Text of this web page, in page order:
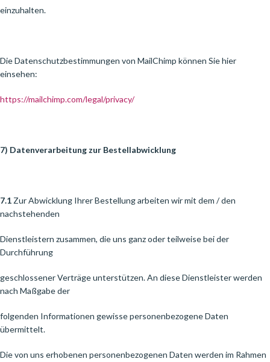
einzuhalten.
Die Datenschutzbestimmungen von MailChimp können Sie hier
einsehen:
https://mailchimp.com/legal/privacy/
7) Datenverarbeitung zur Bestellabwicklung
7.1 Zur Abwicklung Ihrer Bestellung arbeiten wir mit dem / den
nachstehenden
Dienstleistern zusammen, die uns ganz oder teilweise bei der
Durchführung
geschlossener Verträge unterstützen. An diese Dienstleister werden
nach Maßgabe der
folgenden Informationen gewisse personenbezogene Daten
übermittelt.
Die von uns erhobenen personenbezogenen Daten werden im Rahmen